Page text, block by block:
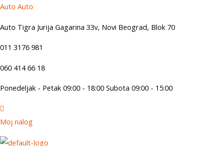
Skip
content
Auto Auto
Auto Tigra Jurija Gagarina 33v, Novi Beograd, Blok 70
011 3176 981
060 414 66 18
Ponedeljak - Petak 09:00 - 18:00 Subota 09:00 - 15:00
Moj nalog